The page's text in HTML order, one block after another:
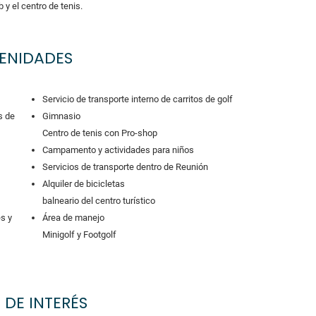
y el centro de tenis.
de
y
Servicio de transporte interno de carritos de golf
Gimnasio
Centro de tenis con Pro-shop
Campamento y actividades para niños
Servicios de transporte dentro de Reunión
Alquiler de bicicletas
balneario del centro turístico
Área de manejo
Minigolf y Footgolf
INTERÉS